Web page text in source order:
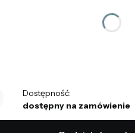
Dostępność:
dostępny na zamówienie